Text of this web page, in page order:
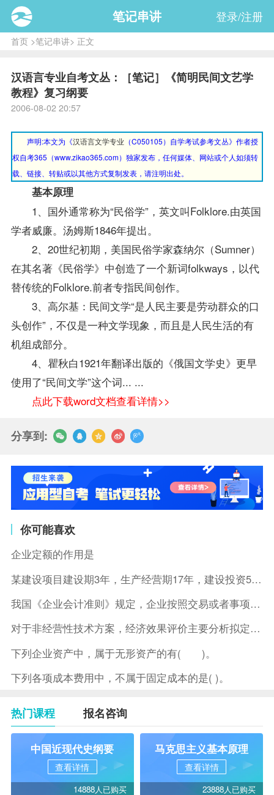
笔记串讲 登录/注册
首页>笔记串讲> 正文
汉语言专业自考文丛：［笔记］《简明民间文艺学
教程》复习纲要
2006-08-02 20:57
声明:本文为《汉语言文学专业 （C050105）自学考试参考文丛》作者授
权自考365 （www.zikao365.com） 独家发布，任何媒体、网站或个人如须转
载、链接、转贴或以其他方式复制发表，请注明出处。
基本原理
1、国外通常称为“民俗学”，英文叫Folklore.由英国
学者威廉。汤姆斯1846年提出。
2、20世纪初期，美国民俗学家森纳尔（Sumner）
在其名著《民俗学》中创造了一个新词folkways，以代
替传统的Folklore.前者专指民间创作。
3、高尔基：民间文学“是人民主要是劳动群众的口
头创作”，不仅是一种文学现象，而且是人民生活的有
机组成部分。
4、瞿秋白1921年翻译出版的《俄国文学史》更早
使用了“民间文学”这个词... ...
点此下载word文档查看详情>>
分享到:
你可能喜欢
企业定额的作用是
某建设项目建设期3年，生产经营期17年，建设投资5500万元
我国《企业会计准则》规定，企业按照交易或者事项的经济特征确定
对于非经营性技术方案，经济效果评价主要分析拟定方案的( )。
下列企业资产中，属于无形资产的有( )。
下列各项成本费用中，不属于固定成本的是( )。
热门课程 报名咨询
中国近现代史纲要
查看详情
14888人已购买
马克思主义基本原理
查看详情
23888人已购买